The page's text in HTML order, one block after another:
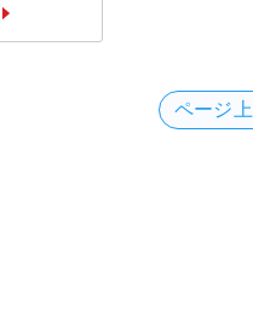
ページ